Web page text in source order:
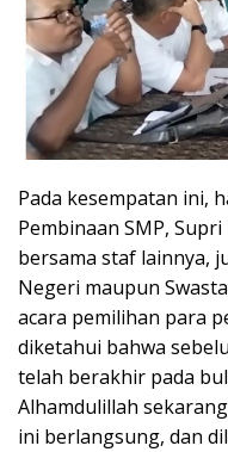
Pada kesempatan ini,
Pembinaan SMP,
bersama staf lainnya,
Negeri maupun
acara pemilihan para
diketahui bahwa
telah berakhir pada
Alhamdulillah
ini berlangsung, dan